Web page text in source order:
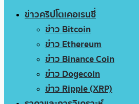
ข่าวคริปโตเคอเรนซี่
ข่าว Bitcoin
ข่าว Ethereum
ข่าว Binance Coin
ข่าว Dogecoin
ข่าว Ripple (XRP)